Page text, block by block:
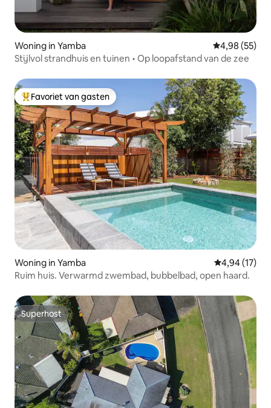
Woning in Yamba Gemiddelde
4,98 (55)
Stijlvol strandhuis en tuinen • Op loopafstand van de zee
Topfavoriet van gasten
Favoriet van gasten
Woning in Yamba Gemiddelde
4,94 (17)
Ruim huis. Verwarmd zwembad, bubbelbad, open haard.
Superhost
Superhost